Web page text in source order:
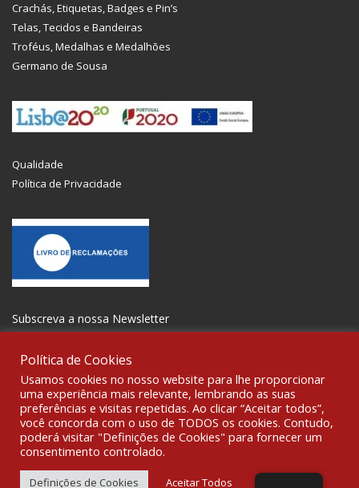
Crachás, Etiquetas, Badges e Pin’s
Telas, Tecidos e Bandeiras
Troféus, Medalhas e Medalhões
Germano de Sousa
Qualidade
Política de Privacidade
Subscreva a nossa Newsletter
SOCIALIZE
© 2021 All rights reserved Gravoplot-Gravação,Impressão e
Sinalética Lda. WebDesign:
Fibra Design.
Política de Cookies
Usamos cookies no nosso website para lhe proporcionar
uma experiência mais relevante, lembrando as suas
preferências e visitas repetidas. Ao clicar “Aceitar todos”,
você concorda com o uso de TODOS os cookies. Contudo,
poderá visitar "Definições de Cookies" para fornecer um
consentimento controlado.
Definições de Cookies Aceitar Todos